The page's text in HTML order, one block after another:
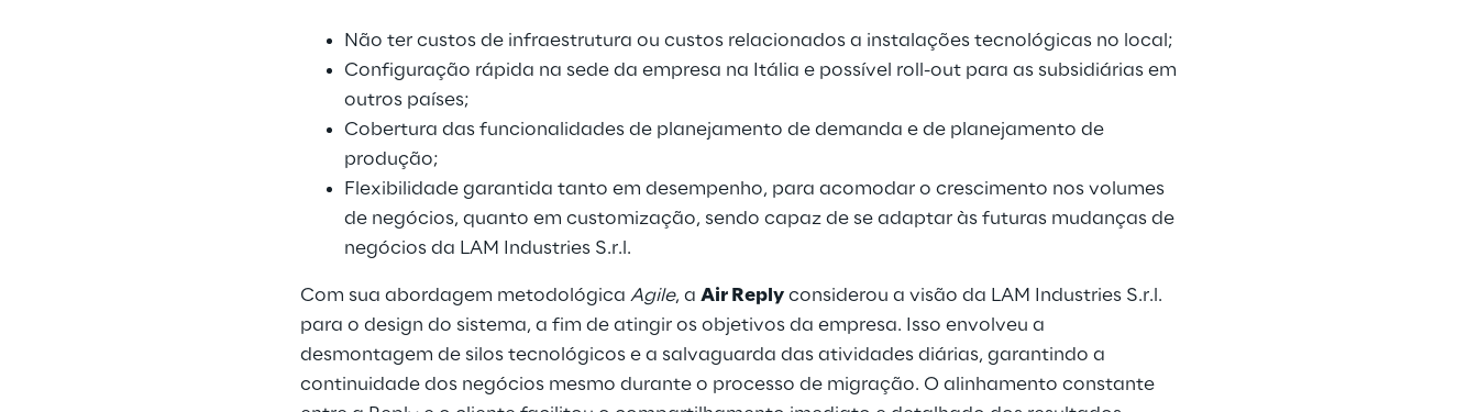
Não ter custos de infraestrutura ou custos relacionados a instalações tecnológicas no local;
Configuração rápida na sede da empresa na Itália e possível roll-out para as subsidiárias em
outros países;
Cobertura das funcionalidades de planejamento de demanda e de planejamento de
produção;
Flexibilidade garantida tanto em desempenho, para acomodar o crescimento nos volumes
de negócios, quanto em customização, sendo capaz de se adaptar às futuras mudanças de
negócios da LAM Industries S.r.l.
Com sua abordagem metodológicaAgile, aAir Reply considerou a visão da LAM Industries S.r.l.
para o design do sistema, a fim de atingir os objetivos da empresa. Isso envolveu a
desmontagem de silos tecnológicos e a salvaguarda das atividades diárias, garantindo a
continuidade dos negócios mesmo durante o processo de migração. O alinhamento constante